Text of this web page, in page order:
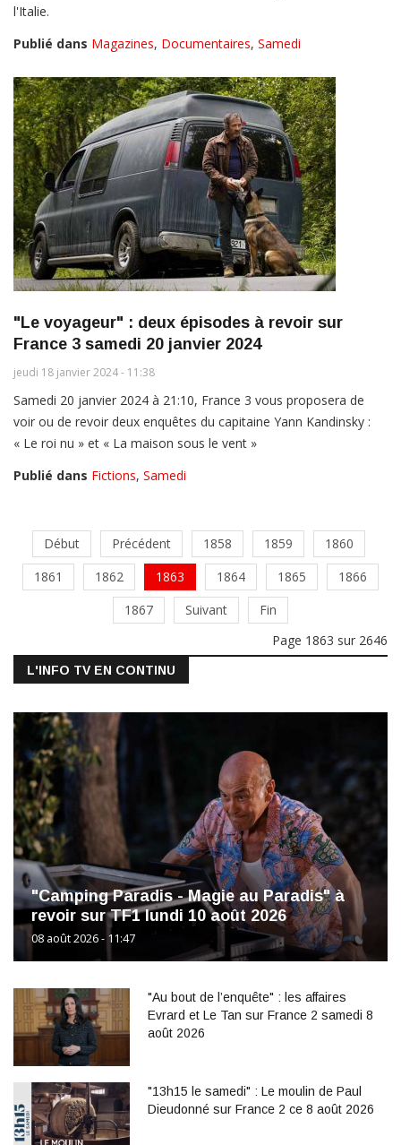
l'Italie.
Publié dans Magazines, Documentaires, Samedi
"Le voyageur" : deux épisodes à revoir sur
France 3 samedi 20 janvier 2024
jeudi 18 janvier 2024 - 11:38
Samedi 20 janvier 2024 à 21:10, France 3 vous proposera de
voir ou de revoir deux enquêtes du capitaine Yann Kandinsky :
« Le roi nu » et « La maison sous le vent »
Publié dans Fictions, Samedi
Début Précédent 1858 1859
1860
1861
1862 1863 1864 1865
1866
1867
Suivant
Fin
Page 1863 sur 2646
L'INFO TV EN CONTINU
"Camping Paradis - Magie au Paradis" à
revoir sur TF1 lundi 10 août 2026
08 août 2026 - 11:47
"Au bout de l’enquête" : les affaires
Evrard et Le Tan sur France 2 samedi 8
août 2026
"13h15 le samedi" : Le moulin de Paul
Dieudonné sur France 2 ce 8 août 2026